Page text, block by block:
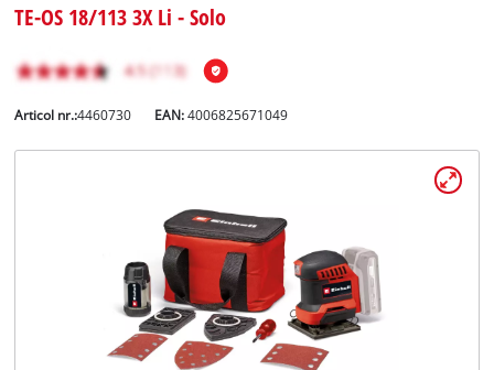
TE-OS 18/113 3X Li - Solo
Articol nr.:4460730 EAN:4006825671049